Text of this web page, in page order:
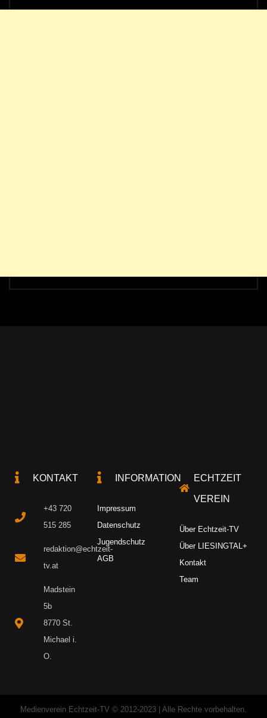
KONTAKT
+43 720
515 285
redaktion@echtzeit-
tv.at
Madstein
5b
8770 St.
Michael i.
O.
INFORMATION
Impressum
Datenschutz
Jugendschutz
AGB
ECHTZEIT
VEREIN
Über Echtzeit-TV
Über LIESINGTAL+
Kontakt
Team
Medienverein Echtzeit-TV © 2012-2023 | Alle Rechte vorbehalten.